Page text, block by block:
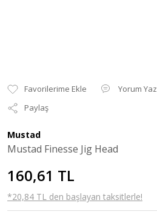
Yorum Yaz
Paylaş
Mustad
Mustad Finesse Jig Head
160,61 TL
*20,84 TL den başlayan taksitlerle!